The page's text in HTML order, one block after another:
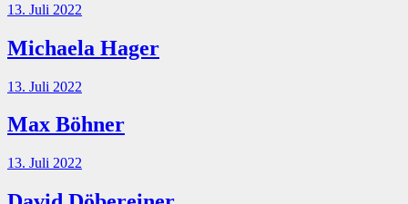
13. Juli 2022
Michaela Hager
13. Juli 2022
Max Böhner
13. Juli 2022